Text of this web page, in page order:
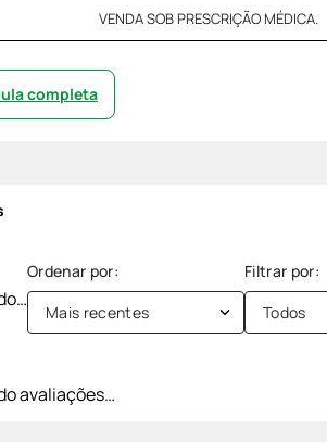
VENDA SOB PRESCRIÇÃO MÉDICA.
completa
Mais recentes Todos
avaliações…